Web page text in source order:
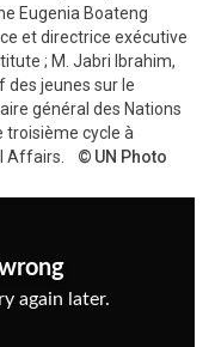
Eugenia Boateng
et directrice exécutive
; M. Jabri Ibrahim,
jeunes sur le
général des Nations
troisième cycle à
Affairs.
UN Photo